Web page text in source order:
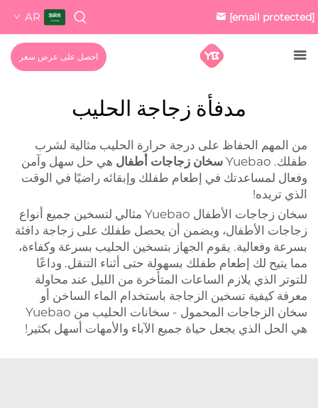
[email protected]
AR
احصل على عرض سعر
مدفأة زجاجة الحليب
من المهم الحفاظ على درجة حرارة الحليب مثالية لشرب
طفلك. Yuebao
سخان زجاجات أطفال هي حل سهل وآمن
وفعال لمساعدتك في إطعام طفلك وإبقائه راضيًا في الوقت
الذي تريده!
سخان زجاجات الأطفال Yuebao مثالي لتسخين جميع أنواع
زجاجات الأطفال، ويضمن أن يحصل طفلك على زجاجة دافئة
بسرعة وفعالية. يقوم الجهاز بتسخين الحليب بسرعة وكفاءة،
مما يتيح لك إطعام طفلك بسهولة حتى أثناء التنقل. وداعًا
للتوتر الذي يلازم الساعات المتأخرة من الليل عند محاولة
معرفة كيفية تسخين الزجاجة باستخدام الماء الساخن أو
سخان الزجاجات المحمول - سخانات الحليب من Yuebao
هي الحل الذي يجعل حياة جميع الآباء والأمهات أسهل بكثير!